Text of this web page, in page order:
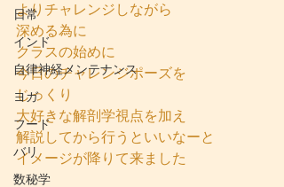
日常
インド
自律神経メンテナンス
ヨガ
フード
バリ
数秘学
よりチャレンジしながら
深める為に
クラスの始めに
今日のチャレンジポーズを
じっくり
大好きな解剖学視点を加え
解説してから行うといいなーと
イメージが降りて来ました